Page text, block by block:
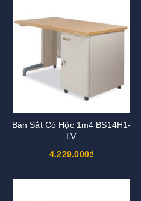
Bàn Sắt Có Hộc 1m4 BS14H1-
LV
4.229.000₫